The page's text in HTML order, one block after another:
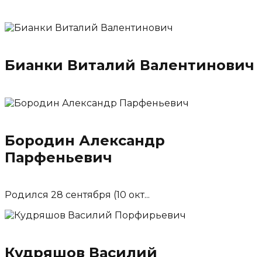
Бианки Виталий Валентинович
Бородин Александр
Парфеньевич
Родился 28 сентября (10 окт...
Кудряшов Василий